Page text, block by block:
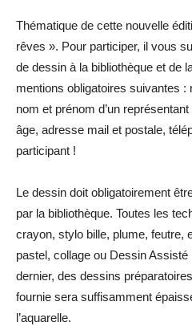
Thématique de cette nouvelle
rêves ». Pour participer, il vous
de dessin à la bibliothèque et de
mentions obligatoires suivantes :
nom et prénom d’un
âge, adresse mail et postale,
participant !
Le dessin doit obligatoirement
par la bibliothèque. Toutes les
crayon, stylo bille, plume, feutre,
pastel, collage ou Dessin
dernier, des dessins
fournie sera suffisamment
l’aquarelle.